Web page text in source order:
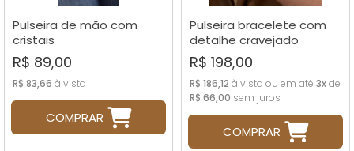
Pulseira de mão com
cristais
R$ 89,00
R$ 83,66 à vista
COMPRAR
Pulseira bracelete com
detalhe cravejado
R$ 198,00
R$ 186,12 à vista ou em até 3xde
R$ 66,00 sem juros
COMPRAR